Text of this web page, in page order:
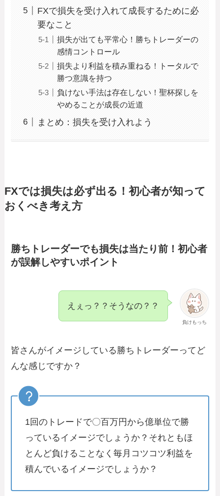
FXで損失を受け入れて成長するために必
要なこと
損失が出ても平常心！勝ちトレーダーの
感情コントロール
損失より利益を積み重ねる！トータルで
勝つ意識を持つ
負けない手法は存在しない！聖杯探しを
やめることが成長の近道
まとめ：損失を受け入れよう
FXでは損失は必ず出る！初心者が知って
おくべき考え方
勝ちトレーダーでも損失は当たり前！初心者
が誤解しやすいポイント
負けもっち
えぇっ？？そうなの？？
皆さんがイメージしている勝ちトレーダーってど
んな感じですか？
1回のトレードで〇百万円から億単位で勝
っているイメージでしょうか？それともほ
とんど負けることなく毎月コツコツ利益を
積んでいるイメージでしょうか？